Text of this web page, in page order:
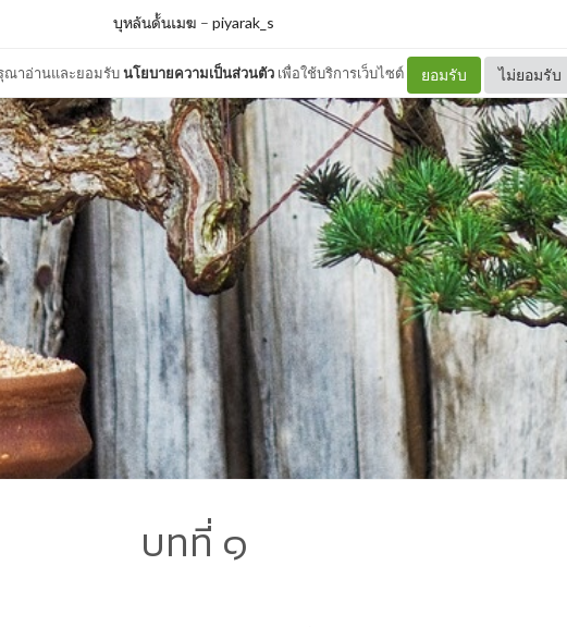
ณาอ่านและยอมรับนโยบายความเป็นส่วนตัว เพื่อใช้บริการเว็บไซต์ ยอมรับ ไม่ยอมรับ
บุหลันดั้นเมฆ – piyarak_s
บทที่ ๑